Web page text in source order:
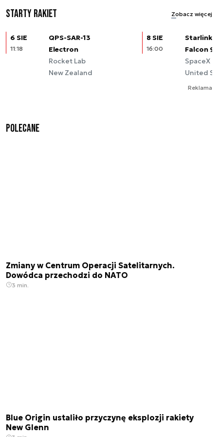
Starty rakiet Zobacz więcej
6 SIE
11:18
QPS-SAR-13
Electron
Rocket Lab
New Zealand
8 SIE
16:00
Starlink
Falcon 9
SpaceX
United
Reklama
Polecane
Zmiany w Centrum Operacji Satelitarnych.
Dowódca przechodzi do NATO
3 min.
Blue Origin ustaliło przyczynę eksplozji rakiety
New Glenn